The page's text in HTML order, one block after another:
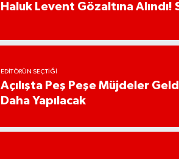
Haluk Levent Gözaltına Alındı!
EDITÖRÜN SEÇTIĞI
Açılışta Peş Peşe Müjdeler
Daha Yapılacak